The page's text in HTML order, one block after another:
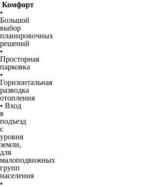
Комфорт
•
Большой
выбор
планировочных
решений
•
Просторная
парковка
•
Горизонтальная
разводка
отопления
• Вход
в
подъезд
с
уровня
земли,
для
малоподвижных
групп
населения
•